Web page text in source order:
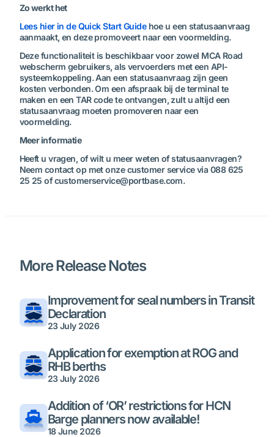
Zo werkt het
Lees hier in de Quick Start Guidehoe u een statusaanvraag
aanmaakt, en deze promoveert naar een voormelding.
Deze functionaliteit is beschikbaar voor zowel MCA Road
webscherm gebruikers, als vervoerders met een API-
systeemkoppeling. Aan een statusaanvraag zijn geen
kosten verbonden. Om een afspraak bij de terminal te
maken en een TAR code te ontvangen, zult u altijd een
statusaanvraag moeten promoveren naar een
voormelding.
Meer informatie
Heeft u vragen, of wilt u meer weten of statusaanvragen?
Neem contact op met onze customer service via 088 625
25 25 of customerservice@portbase.com.
More Release Notes
23 July 2026
Improvement for seal numbers in Transit
Declaration
23 July 2026
Application for exemption at ROG and
RHB berths
18 June 2026
Addition of ‘OR’ restrictions for HCN
Barge planners now available!